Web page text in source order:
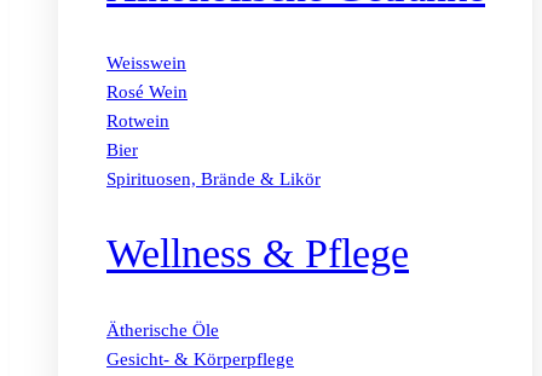
Weisswein
Rosé Wein
Rotwein
Bier
Spirituosen, Brände & Likör
Wellness & Pflege
Ätherische Öle
Gesicht- & Körperpflege